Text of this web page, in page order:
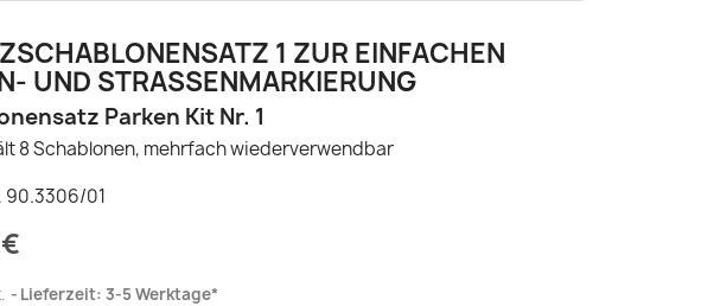
1 ZUR EINFACHEN
UND STRASSENMARKIERUNG
Parken Kit Nr. 1
8 Schablonen, mehrfach wiederverwendbar
90.3306/01
Lieferzeit: 3-5 Werktage*